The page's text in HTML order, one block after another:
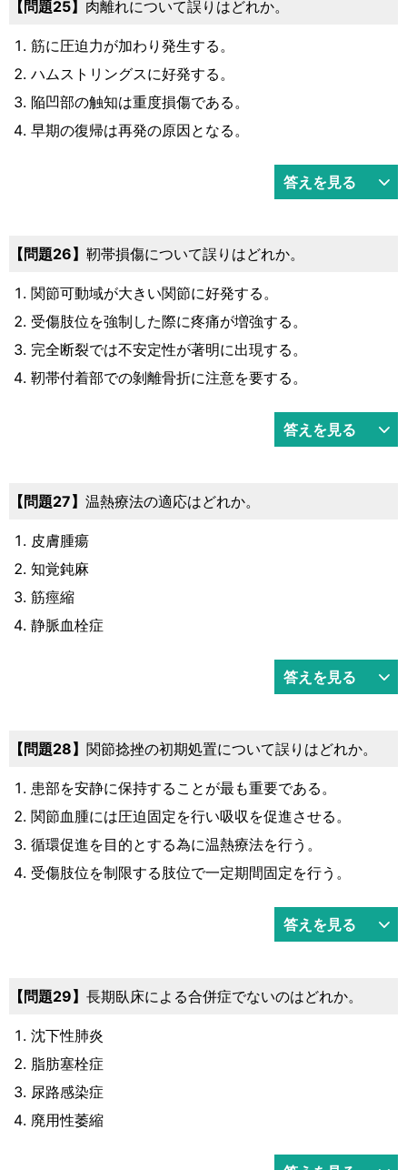
問題25 肉離れについて誤りはどれか。
筋に圧迫力が加わり発生する。
ハムストリングスに好発する。
陥凹部の触知は重度損傷である。
早期の復帰は再発の原因となる。
答えを見る
問題26 靭帯損傷について誤りはどれか。
関節可動域が大きい関節に好発する。
受傷肢位を強制した際に疼痛が増強する。
完全断裂では不安定性が著明に出現する。
靭帯付着部での剝離骨折に注意を要する。
答えを見る
問題27 温熱療法の適応はどれか。
皮膚腫瘍
知覚鈍麻
筋痙縮
静脈血栓症
答えを見る
問題28 関節捻挫の初期処置について誤りはどれか。
患部を安静に保持することが最も重要である。
関節血腫には圧迫固定を行い吸収を促進させる。
循環促進を目的とする為に温熱療法を行う。
受傷肢位を制限する肢位で一定期間固定を行う。
答えを見る
問題29 長期臥床による合併症でないのはどれか。
沈下性肺炎
脂肪塞栓症
尿路感染症
廃用性萎縮